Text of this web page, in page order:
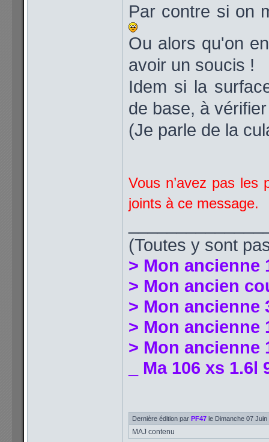
Par contre si on
Ou alors qu'on
avoir un soucis !
Idem si la
de base, à
(Je parle de la
Vous n’avez pas les
joints à ce message.
(Toutes y sont
> Mon ancienne
> Mon ancien
> Mon ancienne
> Mon ancienne
> Mon ancienne
_ Ma 106 xs 1.6l
Dernière édition par PF47 le Dimanche 07
MAJ contenu